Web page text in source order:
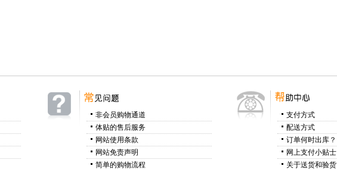
非会员购物通道
体贴的售后服务
网站使用条款
网站免责声明
简单的购物流程
支付方式
配送方式
订单何时出库？
网上支付小贴士
关于送货和验货